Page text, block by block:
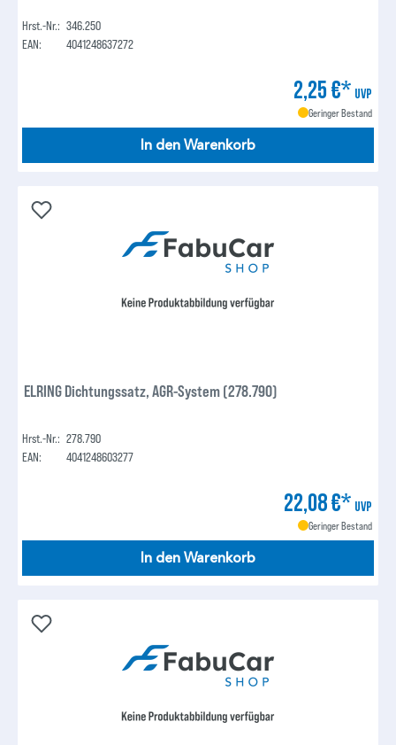
Hrst.-Nr.: 346.250
EAN:
4041248637272
2,25 €* UVP
Geringer Bestand
In den Warenkorb
ELRING Dichtungssatz, AGR-System (278.790)
Hrst.-Nr.: 278.790
EAN:
4041248603277
22,08 €* UVP
Geringer Bestand
In den Warenkorb